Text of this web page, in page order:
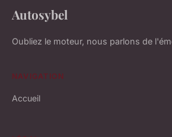
Autosybel
Oubliez le moteur, nous parlons de
NAVIGATION
Accueil